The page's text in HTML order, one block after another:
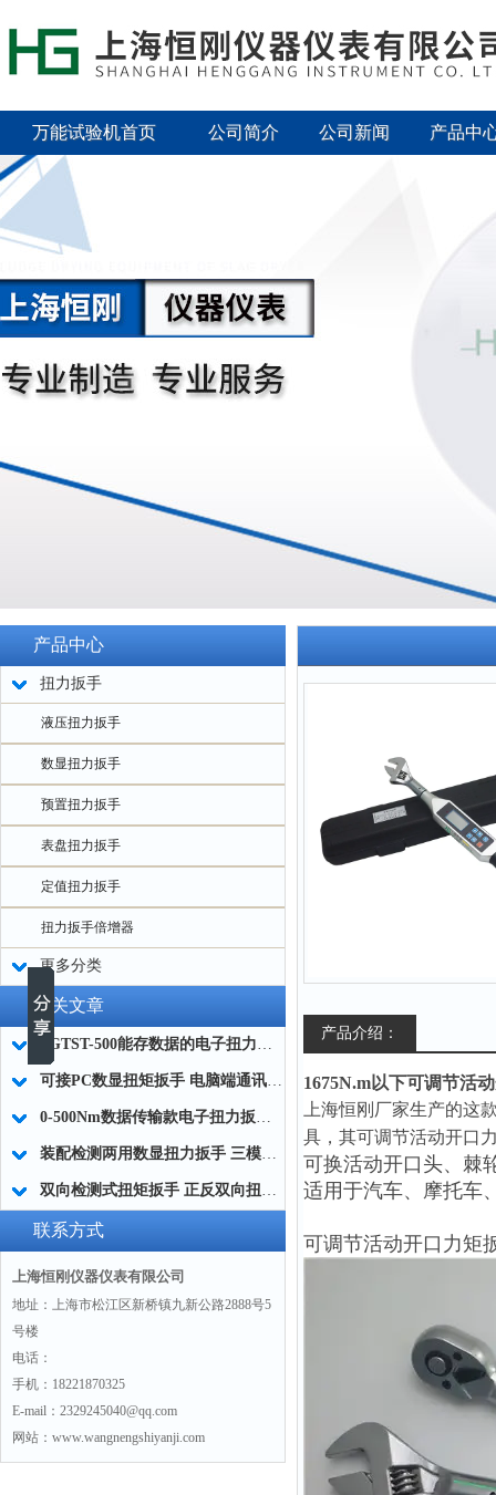
万能试验机首页 公司简介 公司新闻 产品中
产品中心
扭力扳手
液压扭力扳手
数显扭力扳手
预置扭力扳手
表盘扭力扳手
定值扭力扳手
扭力扳手倍增器
更多分类
相关文章
SGTST-500能存数据的电子扭力扳手 带工作记录的智能扭力扳手厂家
可接PC数显扭矩扳手 电脑端通讯力矩扳手 数据上传电脑电子扭力扳手厂家
0-500Nm数据传输款电子扭力扳手,信号输出追溯扭矩值的扭矩扳手
装配检测两用数显扭力扳手 三模式切换扭矩扳手 工业紧固测量力矩扳手品牌
双向检测式扭矩扳手 正反双向扭力测试检测扳手 正旋反旋力矩扳手厂家
联系方式
上海恒刚仪器仪表有限公司
地址：上海市松江区新桥镇九新公路2888号5
号楼
电话：
手机：18221870325
E-mail：2329245040@qq.com
网站：www.wangnengshiyanji.com
产品介绍：
1675N.m以下可调节活
上海恒刚厂家生产的这
具，其可调节活动开口
可换活动开口头、棘
适用于汽车、摩托车
可调节活动开口力矩